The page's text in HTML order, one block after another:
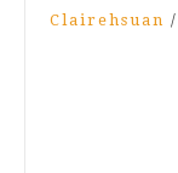
Clairehsuan /